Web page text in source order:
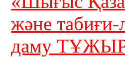
және
даму